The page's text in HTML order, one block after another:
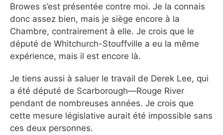
Browes s’est présentée contre moi. Je la connais
donc assez bien, mais je siège encore à la
Chambre, contrairement à elle. Je crois que le
député de Whitchurch-Stouffville a eu la même
expérience, mais il est encore là.
Je tiens aussi à saluer le travail de Derek Lee, qui
a été député de Scarborough—Rouge River
pendant de nombreuses années. Je crois que
cette mesure législative aurait été impossible sans
ces deux personnes.